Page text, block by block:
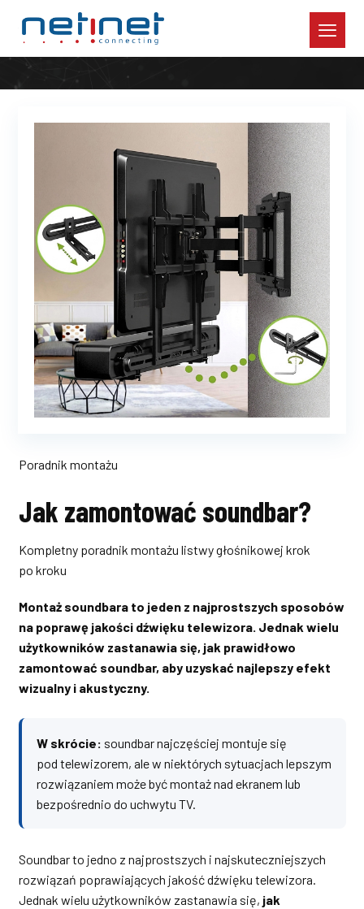
Poradnik montażu
Jak zamontować soundbar?
Kompletny poradnik montażu listwy głośnikowej krok
po kroku
Montaż soundbara to jeden z najprostszych sposobów
na poprawę jakości dźwięku telewizora. Jednak wielu
użytkowników zastanawia się, jak prawidłowo
zamontować soundbar, aby uzyskać najlepszy efekt
wizualny i akustyczny.
W skrócie: soundbar najczęściej montuje się
pod telewizorem, ale w niektórych sytuacjach lepszym
rozwiązaniem może być montaż nad ekranem lub
bezpośrednio do uchwytu TV.
Soundbar to jedno z najprostszych i najskuteczniejszych
rozwiązań poprawiających jakość dźwięku telewizora.
Jednak wielu użytkowników zastanawia się, jak